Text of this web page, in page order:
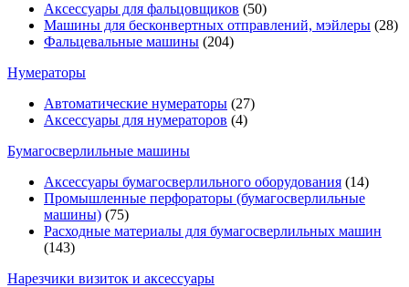
Аксессуары для фальцовщиков (50)
Машины для бесконвертных отправлений, мэйлеры (28)
Фальцевальные машины (204)
Нумераторы
Автоматические нумераторы (27)
Аксессуары для нумераторов (4)
Бумагосверлильные машины
Аксессуары бумагосверлильного оборудования (14)
Промышленные перфораторы (бумагосверлильные
машины) (75)
Расходные материалы для бумагосверлильных машин
(143)
Нарезчики визиток и аксессуары